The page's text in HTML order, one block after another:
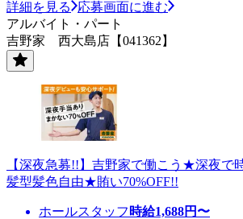
詳細を見る
応募画面に進む
アルバイト・パート
吉野家 西大島店【041362】
【深夜急募!!】吉野家で働こう★深夜で
髪型髪色自由★賄い70%OFF!!
ホールスタッフ 時給1,688円〜